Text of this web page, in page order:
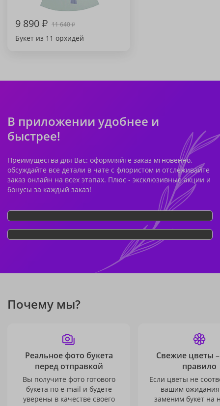
9 890₽ 11 640₽
Букет из 11 орхидей
В приложении удобнее и
быстрее!
Преимущества для Вас: оформляйте заказ мгновенно,
обсуждайте все детали в чате с флористом и отслеживайте
заказ онлайн на всех этапах. Плюс - эксклюзивные акции и
бонусы за каждый заказ!
Почему мы?
Реальное фото букета
перед отправкой
Вы получите фото готового
букета по e-mail и будете
уверены в качестве своего
Свежие цветы
правило
Если цветы не
вашим
заменим букет на